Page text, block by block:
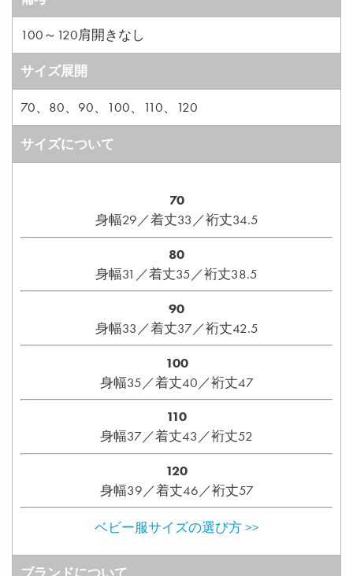
100～120肩開きなし
サイズ展開
70、80、90、100、110、120
サイズについて
70
身幅29／着丈33／裄丈34.5
80
身幅31／着丈35／裄丈38.5
90
身幅33／着丈37／裄丈42.5
100
身幅35／着丈40／裄丈47
110
身幅37／着丈43／裄丈52
120
身幅39／着丈46／裄丈57
ベビー服サイズの選び方 >>